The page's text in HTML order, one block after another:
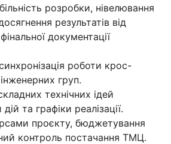
розробки, нівелювання
результатів від
документації
роботи крос-
груп.
технічних ідей
та графіки реалізації.
проєкту, бюджетування
контроль постачання ТМЦ.